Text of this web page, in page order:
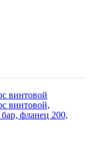
винтовой
винтовой,
фланец 200,